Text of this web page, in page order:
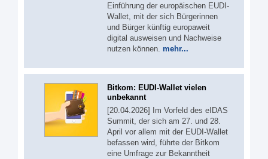
Einführung der europäischen EUDI-
Wallet, mit der sich Bürgerinnen
und Bürger künftig europaweit
digital ausweisen und Nachweise
nutzen können. mehr...
Bitkom: EUDI-Wallet vielen
unbekannt
[20.04.2026] Im Vorfeld des eIDAS
Summit, der sich am 27. und 28.
April vor allem mit der EUDI-Wallet
befassen wird, führte der Bitkom
eine Umfrage zur Bekanntheit